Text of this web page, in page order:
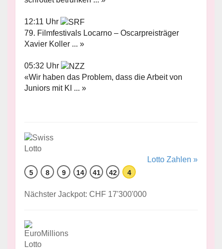
12:11 Uhr
79. Filmfestivals Locarno – Oscarpreisträger
Xavier Koller ... »
05:32 Uhr
«Wir haben das Problem, dass die Arbeit von
Juniors mit KI ... »
Lotto Zahlen »
5 8 9 14 41 42 4
Nächster Jackpot: CHF 17'300'000